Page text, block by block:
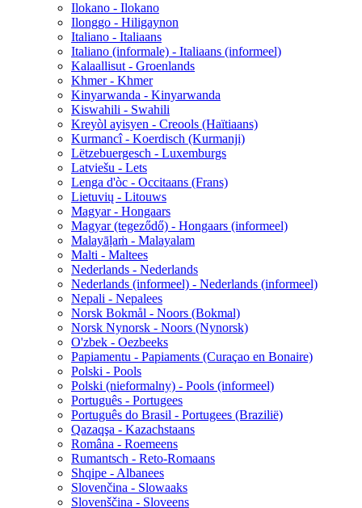
Ilokano - Ilokano
Ilonggo - Hiligaynon
Italiano - Italiaans
Italiano (informale) - Italiaans (informeel)
Kalaallisut - Groenlands
Khmer - Khmer
Kinyarwanda - Kinyarwanda
Kiswahili - Swahili
Kreyòl ayisyen - Creools (Haïtiaans)
Kurmancî - Koerdisch (Kurmanji)
Lëtzebuergesch - Luxemburgs
Latviešu - Lets
Lenga d'òc - Occitaans (Frans)
Lietuvių - Litouws
Magyar - Hongaars
Magyar (tegeződő) - Hongaars (informeel)
Malayāḷaṁ - Malayalam
Malti - Maltees
Nederlands - Nederlands
Nederlands (informeel) - Nederlands (informeel)
Nepali - Nepalees
Norsk Bokmål - Noors (Bokmal)
Norsk Nynorsk - Noors (Nynorsk)
O'zbek - Oezbeeks
Papiamentu - Papiaments (Curaçao en Bonaire)
Polski - Pools
Polski (nieformalny) - Pools (informeel)
Português - Portugees
Português do Brasil - Portugees (Brazilië)
Qazaqşa - Kazachstaans
Româna - Roemeens
Rumantsch - Reto-Romaans
Shqipe - Albanees
Slovenčina - Slowaaks
Slovenščina - Sloveens